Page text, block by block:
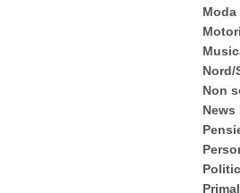
Moda
Motori
Nord/
Non
News